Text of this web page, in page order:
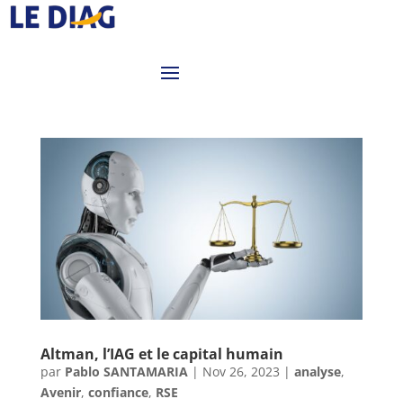
Altman, l’IAG et le capital humain
par Pablo SANTAMARIA | Nov 26, 2023 | analyse,
Avenir, confiance, RSE